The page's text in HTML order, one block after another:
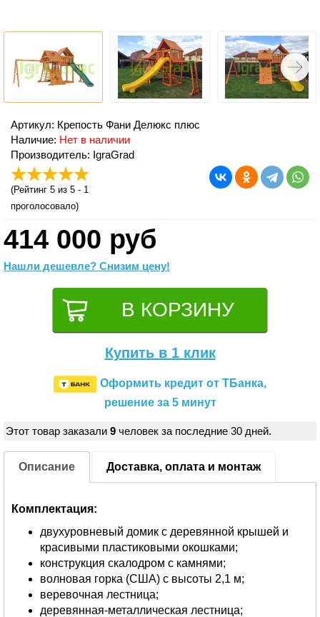
Артикул: Крепость Фани Делюкс плюс
Наличие: Нет в наличии
Производитель: IgraGrad
(Рейтинг 5 из 5 - 1
проголосовало)
414 000 руб
Нашли дешевле? Снизим цену!
Купить в 1 клик
Оформить кредит от ТБанка,
решение за 5 минут
Этот товар заказали 9 человек за последние 30 дней.
Описание Доставка, оплата и монтаж
Комплектация:
двухуровневый домик с деревянной крышей и
красивыми пластиковыми окошками;
конструкция скалодром с камнями;
волновая горка (США) с высоты 2,1 м;
веревочная лестница;
деревянная-металлическая лестница;